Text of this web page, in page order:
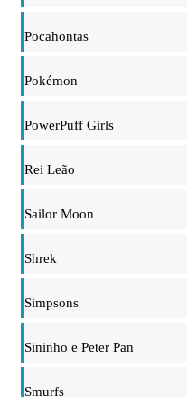
Pocahontas
Pokémon
PowerPuff Girls
Rei Leão
Sailor Moon
Shrek
Simpsons
Sininho e Peter Pan
Smurfs